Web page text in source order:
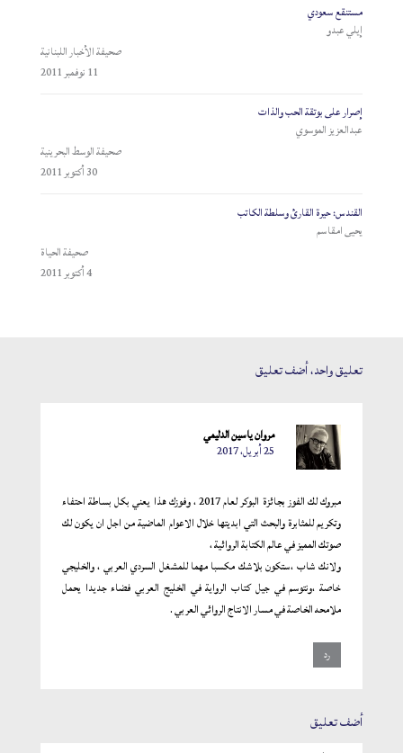
مستنقع سعودي
إيلي عبدو
صحيفة الأخبار اللبنانية
11 نوفمبر 2011
إصرار على بوتقة الحب والذات
عبدالعزيز الموسوي
صحيفة الوسط البحرينية
30 أكتوبر 2011
القندس: حيرة القارئ وسلطة الكاتب
يحيى امقاسم
صحيفة الحياة
4 أكتوبر 2011
تعليق واحد،أضف تعليق
مروان ياسين الدليمي
25 أبريل، 2017
مبروك لك الفوز بجائزة البوكر لعام 2017 ، وفوزك هذا يعني بكل بساطة احتفاء
وتكريم للمثابرة والبحث التي ابديتها خلال الاعوام الماضية من اجل ان يكون لك
صوتك المميز في عالم الكتابة الروائية ،
ولانك شاب ،ستكون بلاشك مكسبا مهما للمشغل السردي العربي ، والخليجي
خاصة ،ونتوسم في جيل كتاب الرواية في الخليج العربي فضاء جديدا يحمل
ملامحه الخاصة في مسار الانتاج الروائي العربي .
رد
أضف تعليق